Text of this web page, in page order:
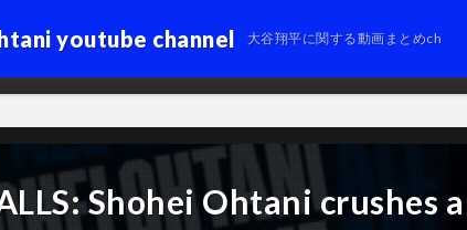
youtube channel 大谷翔平に関する動画まとめch
Shohei Ohtani crushes